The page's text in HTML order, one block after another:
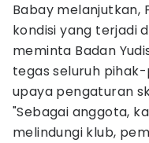
Babay melanjutkan,
kondisi yang terjadi
meminta Badan
tegas seluruh
upaya pengaturan
"Sebagai anggota,
melindungi klub,